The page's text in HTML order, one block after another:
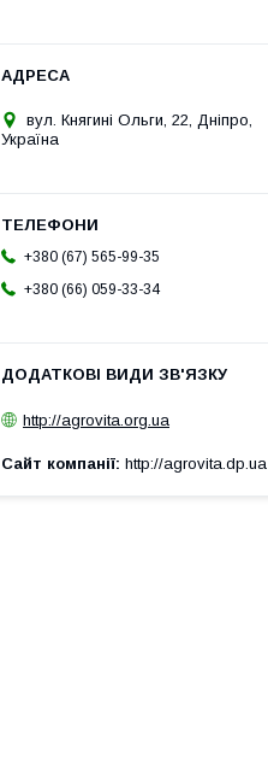
вул. Княгині Ольги, 22, Дніпро,
Україна
+380 (67) 565-99-35
+380 (66) 059-33-34
http://agrovita.org.ua
Сайт компанії http://agrovita.dp.ua